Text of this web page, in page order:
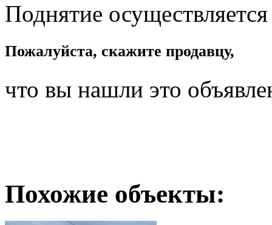
Поднятие
Пожалуйста, скажите продавцу,
что вы нашли это
Похожие объекты: